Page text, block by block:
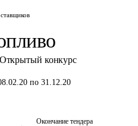
Открытый конкурс
по 31.12.20
Окончание тендера